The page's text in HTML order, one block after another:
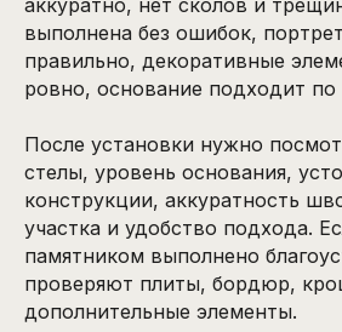
аккуратно, нет сколов и
выполнена без ошибок,
правильно, декоративные
ровно, основание подходит по
После установки нужно
стелы, уровень основания,
конструкции, аккуратность
участка и удобство подхода.
памятником выполнено
проверяют плиты, бордюр,
дополнительные элементы.